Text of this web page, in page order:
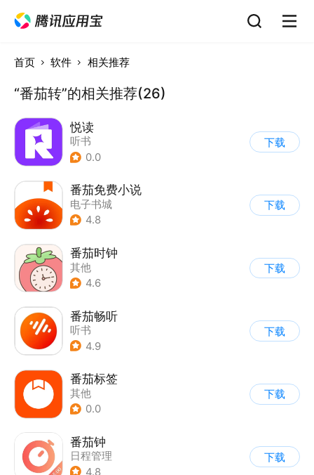
首页 软件 相关推荐
“番茄转”的相关推荐(26)
悦读
听书
0.0
下载
番茄免费小说
电子书城
4.8
下载
番茄时钟
其他
4.6
下载
番茄畅听
听书
4.9
下载
番茄标签
其他
0.0
下载
番茄钟
日程管理
4.8
下载